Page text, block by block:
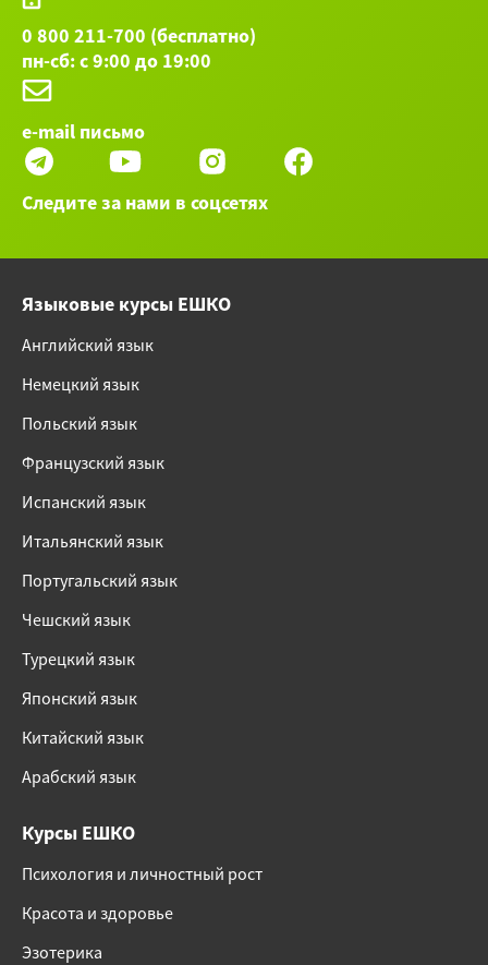
0 800 211-700 (бесплатно)
пн-сб: с 9:00 до 19:00
e-mail письмо
Следите за нами в соцсетях
Языковые курсы ЕШКО
Английский язык
Немецкий язык
Польский язык
Французский язык
Испанский язык
Итальянский язык
Португальский язык
Чешский язык
Турецкий язык
Японский язык
Китайский язык
Арабский язык
Курсы ЕШКО
Психология и личностный рост
Красота и здоровье
Эзотерика